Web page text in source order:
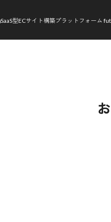
SaaS型ECサイト構築プラットフォーム